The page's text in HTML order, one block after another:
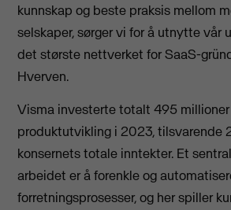
kunnskap og beste praksis mellom
selskaper, sørger vi for å utnytte vår
det største nettverket for SaaS-
Hverven.
Visma investerte totalt 495 millioner
produktutvikling i 2023, tilsvarende
konsernets totale inntekter. Et
arbeidet er å forenkle og
forretningsprosesser, og her spiller